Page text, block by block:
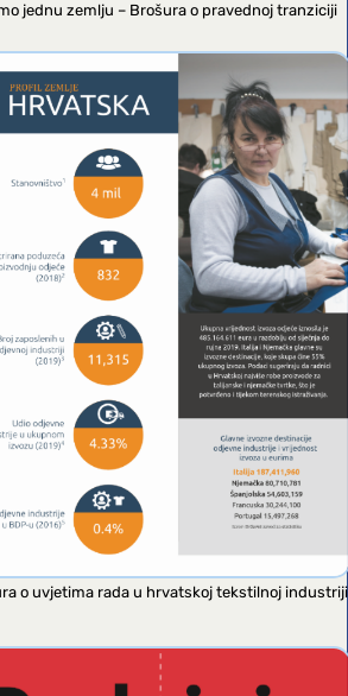
jednu zemlju – Brošura o pravednoj tranziciji
o uvjetima rada u hrvatskoj tekstilnoj industriji